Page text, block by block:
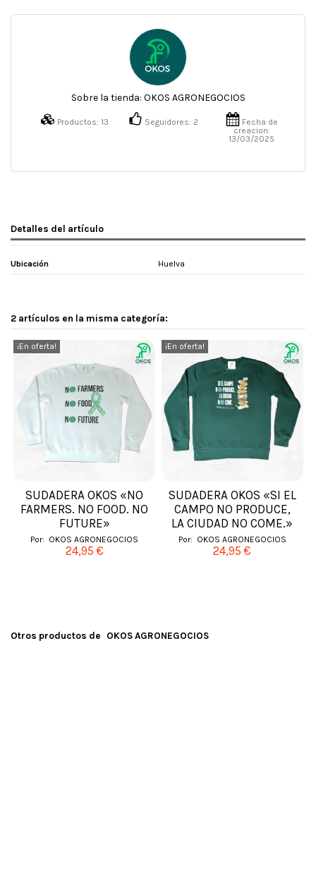
Sobre la tienda: OKOS AGRONEGOCIOS
Productos: 13 Seguidores: 2
creacion:
13/03/2025
Detalles del artículo
Ubicación Huelva
2 artículos en la misma categoría:
¡En oferta!
SUDADERA OKOS «NO
FARMERS. NO FOOD. NO
FUTURE»
Por: OKOS AGRONEGOCIOS
24,95 €
¡En oferta!
SUDADERA OKOS «SI EL
CAMPO NO PRODUCE,
LA CIUDAD NO COME.»
Por: OKOS AGRONEGOCIOS
24,95 €
Otros productos de OKOS AGRONEGOCIOS